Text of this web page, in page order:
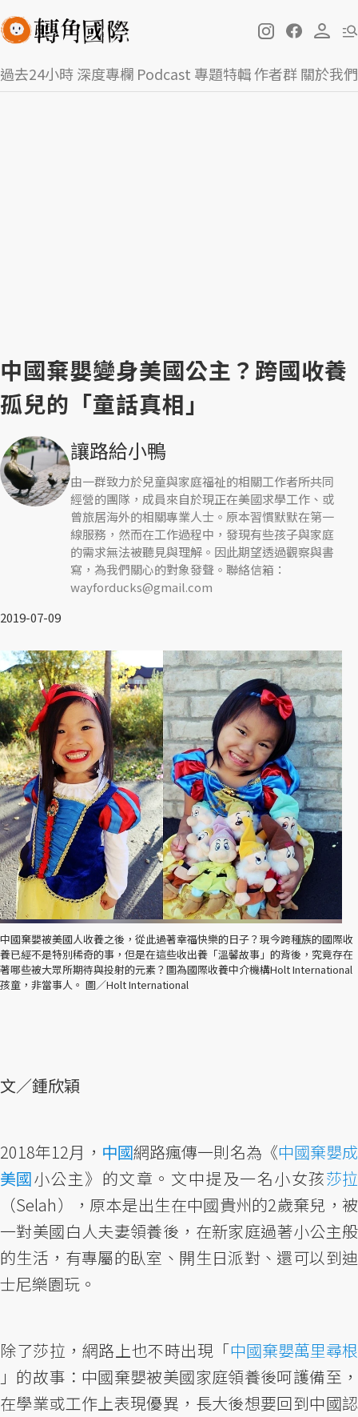
過去24小時深度專欄 Podcast 專題特輯作者群關於我們
中國棄嬰變身美國公主？跨國收養
孤兒的「童話真相」
讓路給小鴨
由一群致力於兒童與家庭福祉的相關工作者所共同
經營的團隊，成員來自於現正在美國求學工作、或
曾旅居海外的相關專業人士。原本習慣默默在第一
線服務，然而在工作過程中，發現有些孩子與家庭
的需求無法被聽見與理解。因此期望透過觀察與書
寫，為我們關心的對象發聲。聯絡信箱：
wayforducks@gmail.com
2019-07-09
中國棄嬰被美國人收養之後，從此過著幸福快樂的日子？現今跨種族的國際收
養已經不是特別稀奇的事，但是在這些收出養「溫馨故事」的背後，究竟存在
著哪些被大眾所期待與投射的元素？圖為國際收養中介機構Holt International
孩童，非當事人。 圖／Holt International
文／鍾欣穎
2018年12月， 中國網路瘋傳一則名為《中國棄嬰成
美國小公主》的文章。文中提及一名小女孩莎拉
（Selah），原本是出生在中國貴州的2歲棄兒，被
一對美國白人夫妻領養後，在新家庭過著小公主般
的生活，有專屬的臥室、開生日派對、還可以到迪
士尼樂園玩。
除了莎拉，網路上也不時出現「中國棄嬰萬里尋根
」的故事：中國棄嬰被美國家庭領養後呵護備至，
在學業或工作上表現優異，長大後想要回到中國認